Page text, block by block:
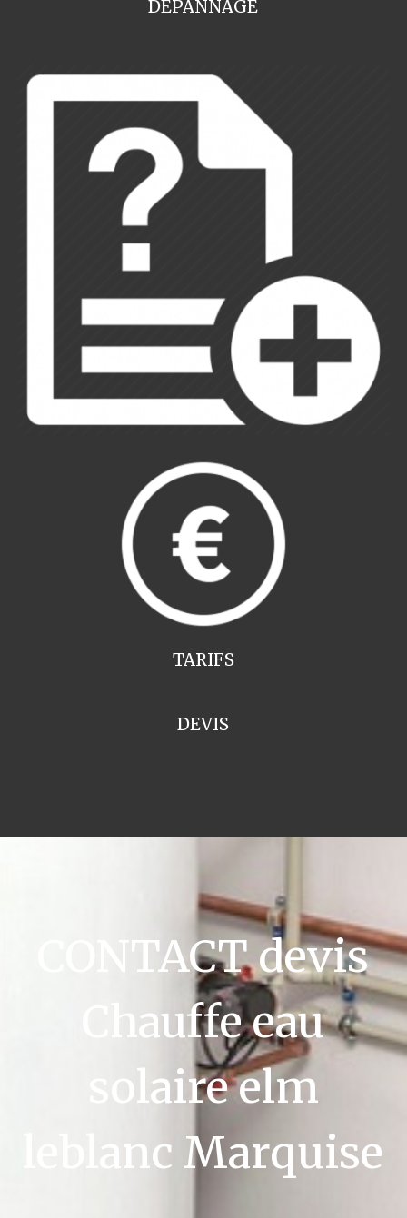
DEPANNAGE
TARIFS
DEVIS
CONTACT devis
Chauffe eau
solaire elm
leblanc Marquise